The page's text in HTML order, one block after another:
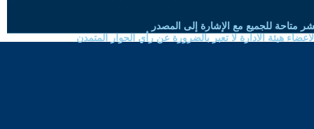
متاحة للجميع مع الإشارة إلى المصدر
هيئة الادارة لا تعبر بالضرورة عن رأي الحوار المتمدن